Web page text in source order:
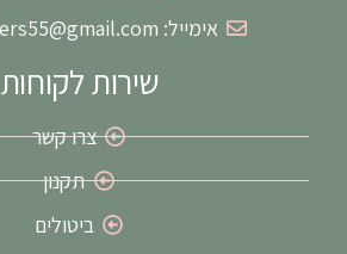
אימייל: fiona.flowers55@gmail.com
שירות לקוחות
צרו קשר
תקנון
ביטולים